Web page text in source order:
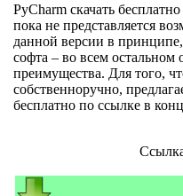
PyCharm скачать
пока не представляется
данной версии в
софта – во всем
преимущества. Для того,
собственноручно,
бесплатно по ссылке в